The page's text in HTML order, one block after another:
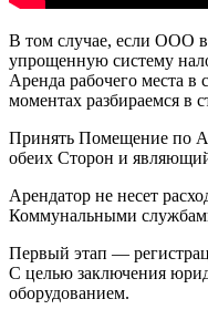
В том случае, если ООО в
упрощенную систему
Аренда рабочего места
моментах разбираемся в
Принять Помещение по
обеих Сторон и
Арендатор не несет
Коммунальными
Первый этап —
С целью заключения
оборудованием.